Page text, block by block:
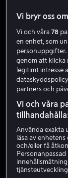
Vi bryr oss
Vi och våra78
en enhet, som
personuppgifter.
genom att klicka
legitimt intresse
partners och
Vi och våra
Använda exakta
läsa av
och/eller få